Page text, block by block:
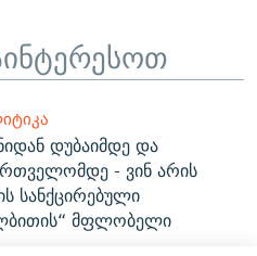
დუბაიმდე და
- ვინ არის
სანქცირებული
მფლობელი